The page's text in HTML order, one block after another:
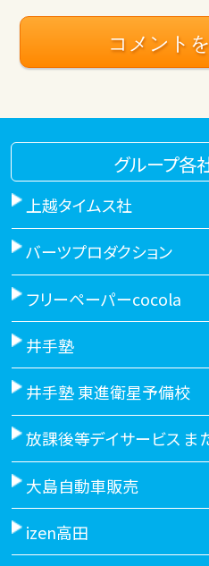
グループ各
上越タイムス社
バーツプロダクション
フリーペーパーcocola
井手塾
井手塾 東進衛星予備校
放課後等デイサービス ま
大島自動車販売
izen高田